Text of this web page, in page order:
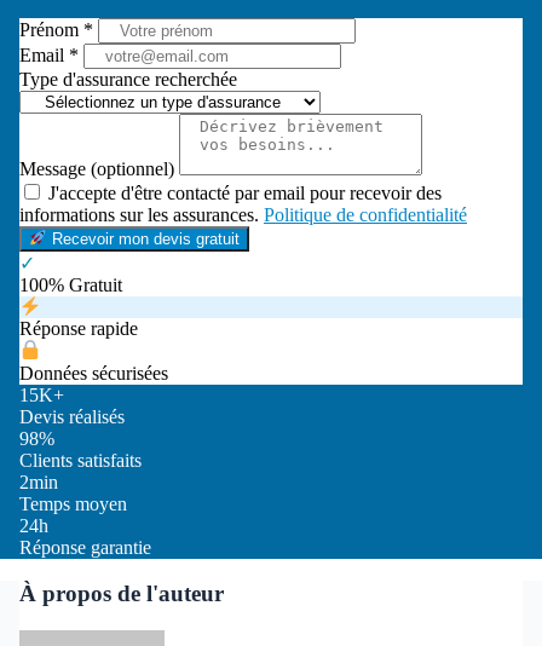
Prénom *
Email *
Type d'assurance recherchée
Message (optionnel)
J'accepte d'être contacté par email pour recevoir des
informations sur les assurances. Politique de confidentialité
Recevoir mon devis gratuit
✓
100% Gratuit
Réponse rapide
Données sécurisées
15K+
Devis réalisés
98%
Clients satisfaits
2min
Temps moyen
24h
Réponse garantie
À propos de l'auteur